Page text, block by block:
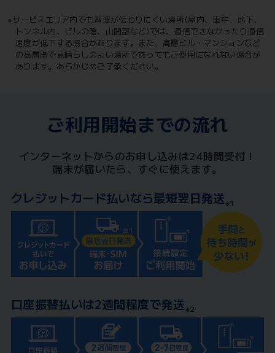
※サービスエリア内でも電波が伝わりにくい場所(屋内、車中、地下、
トンネル内、ビルの陰、山間部など)では、通信できなかったり通信
速度が低下する場合があります。また、高層ビル・マンションなど
の高層階で見晴らしのよい場所であってもご使用になれない場合が
あります。あらかじめご了承ください。
ご利用開始までの流れ
インターネットからのお申し込みは24時間受付！
端末が届いたら、すぐに使えます。
クレジットカード払いなら最短翌日発送※1
口座振替払いは2週間程度で発送※2